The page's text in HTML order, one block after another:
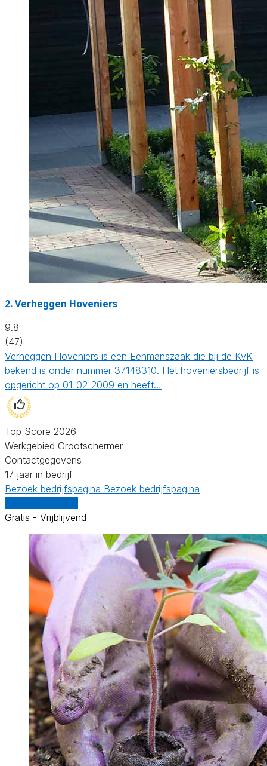
2.Verheggen Hoveniers
9.8
(47)
Verheggen Hoveniers is een Eenmanszaak die bij de KvK
bekend is onder nummer 37148310. Het hoveniersbedrijf is
opgericht op 01-02-2009 en heeft…
Top Score 2026
Werkgebied Grootschermer
Contactgegevens
17 jaar in bedrijf
Bezoek bedrijfspagina Bezoek bedrijfspagina
Gratis - Vrijblijvend